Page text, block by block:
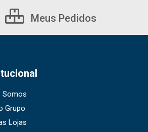
Meus Pedidos
Somos
Grupo
Lojas